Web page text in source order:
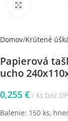
Klikni pre
Domov Krútené
Papierová
ucho
0,255 €
ks bez
Balenie: 150 ks,